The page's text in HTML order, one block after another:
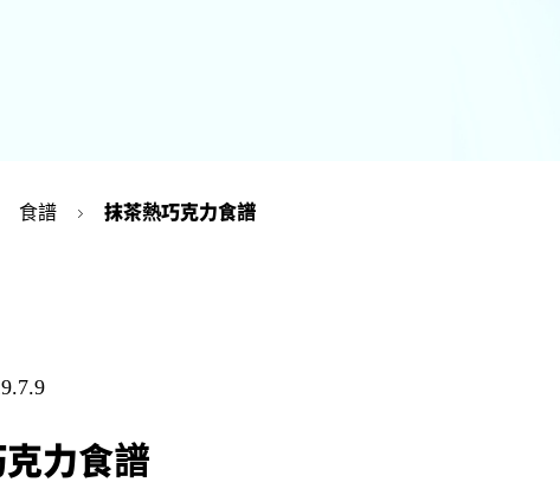
食譜 抹茶熱巧克力食譜
力食譜